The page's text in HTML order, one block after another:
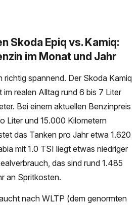
Skoda Epiq vs. Kamiq:
im Monat und Jahr
richtig spannend. Der Skoda Kamiq
realen Alltag rund 6 bis 7 Liter
Bei einem aktuellen Benzinpreis
Liter und 15.000 Kilometern
das Tanken pro Jahr etwa 1.620
mit 1.0 TSI liegt etwas niedriger
das sind rund 1.485
an Spritkosten.
nach WLTP (dem genormten